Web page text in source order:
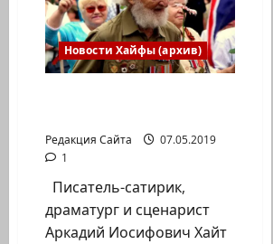
Новости Хайфы (архив)
Редакция Сайта
07.05.2019
1
Писатель-сатирик,
драматург и сценарист
Аркадий Иосифович Хайт